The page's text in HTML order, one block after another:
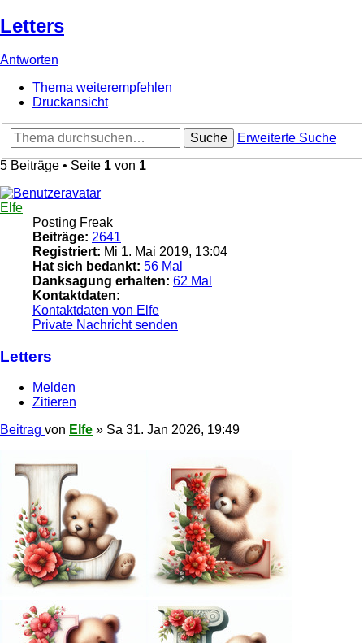
Letters
Antworten
Thema weiterempfehlen
Druckansicht
Suche
Erweiterte Suche
5 Beiträge • Seite 1 von 1
Elfe
Posting Freak
Beiträge: 2641
Registriert: Mi 1. Mai 2019, 13:04
Hat sich bedankt: 56 Mal
Danksagung erhalten: 62 Mal
Kontaktdaten:
Kontaktdaten von Elfe
Private Nachricht senden
Letters
Melden
Zitieren
Beitrag von Elfe » Sa 31. Jan 2026, 19:49